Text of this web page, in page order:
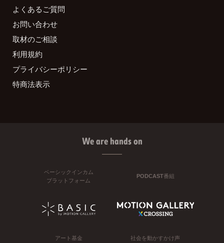
よくあるご質問
お問い合わせ
取材のご相談
利用規約
プライバシーポリシー
特商法表示
We are hands on
ベーシックインカム
プラットフォーム
PODCAST番組
アート基金 社会を動かすかけ声